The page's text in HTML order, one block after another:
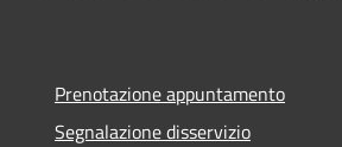
Prenotazione appuntamento
Segnalazione disservizio